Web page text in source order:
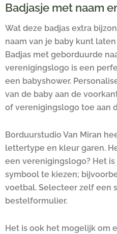
Badjasje met naam
Wat deze badjas extra
naam van je baby kunt
Badjas met geborduurde
verenigingslogo is een
een babyshower.
van de baby aan de
of verenigingslogo toe aan
Borduurstudio Van Miran
lettertype en kleur garen.
een verenigingslogo? Het
symbool te kiezen;
voetbal. Selecteer zelf een
bestelformulier.
Het is ook het mogelijk om